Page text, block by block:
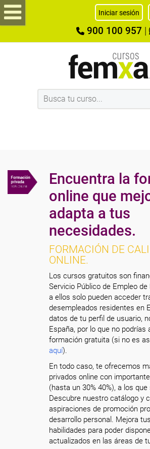
Iniciar sesión
900 100 957
Encuentra la
online que
adapta a tus
necesidades.
FORMACIÓN DE
ONLINE.
Los cursos gratuitos son
Servicio Público de Empleo
a ellos solo pueden acceder
desempleados residentes en
datos de tu perfil de usuario,
España, por lo que no podrías
formación gratuita (si no es
aquí).
En todo caso, te ofrecemos
privados online con
(hasta un 30% 40%), a los
Descubre nuestro catálogo y
aspiraciones de promoción
desarrollo personal. Mejora
habilidades para poder
actualizados en las áreas de